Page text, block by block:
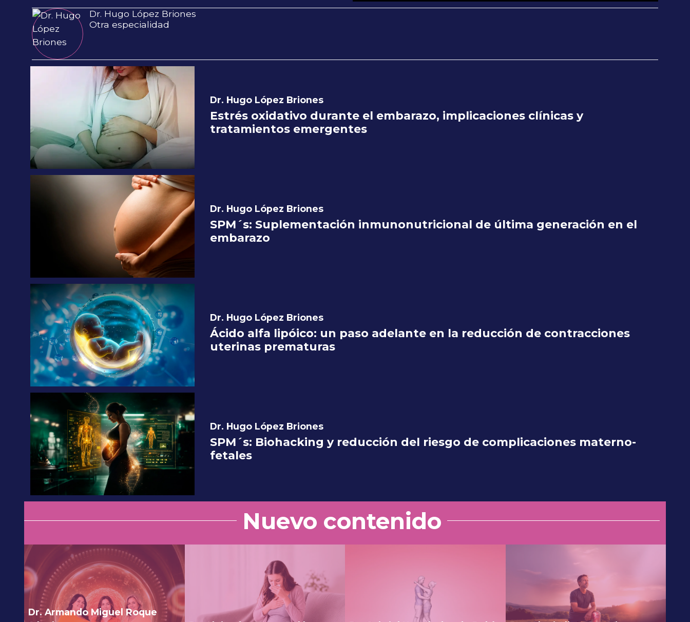
Dr. Hugo López Briones
Otra especialidad
Dr. Hugo López Briones
Estrés oxidativo durante el embarazo, implicaciones clínicas y
tratamientos emergentes
Dr. Hugo López Briones
SPM´s: Suplementación inmunonutricional de última generación en el
embarazo
Dr. Hugo López Briones
Ácido alfa lipóico: un paso adelante en la reducción de contracciones
uterinas prematuras
Dr. Hugo López Briones
SPM´s: Biohacking y reducción del riesgo de complicaciones materno-
fetales
Nuevo contenido
Dr. Armando Miguel Roque